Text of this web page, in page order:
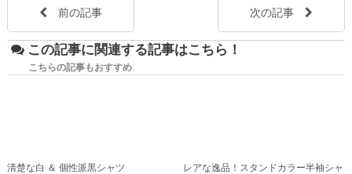
前の記事 次の記事
この記事に関連する記事はこちら！
こちらの記事もおすすめ
清楚な白 ＆ 個性派黒シャツ
レアな逸品！スタンドカラー半袖シャ